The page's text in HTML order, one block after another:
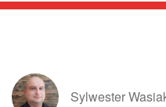
Sylwester